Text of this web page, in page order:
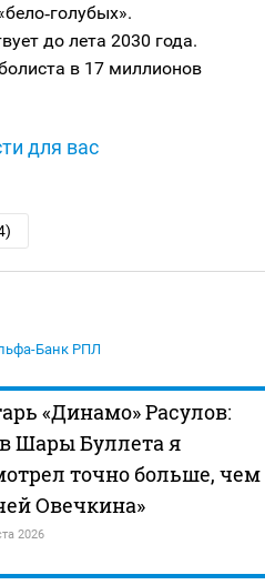
до лета 2030 года.
в 17 миллионов
для вас
Банк РПЛ
«Динамо» Расулов:
Шары Буллета я
точно больше, чем
Овечкина»
2026